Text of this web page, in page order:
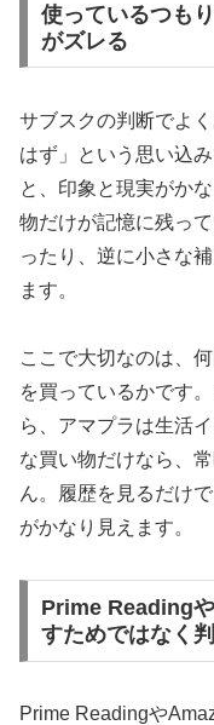
使っているつも
がズレる
サブスクの判断でよ
はず」という思い込
と、印象と現実がか
物だけが記憶に残っ
ったり、逆に小さな
ます。
ここで大切なのは、
を買っているかです
ら、アマプラは生活
な買い物だけなら、
ん。履歴を見るだけ
がかなり見えます。
Prime Reading
すためではなく
Prime Readingや